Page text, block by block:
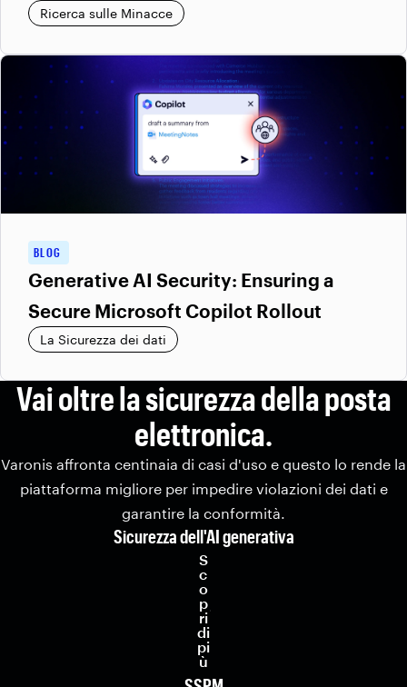
Ricerca sulle Minacce
BLOG
Generative AI Security: Ensuring a
Secure Microsoft Copilot Rollout
La Sicurezza dei dati
Vai oltre la sicurezza della posta
elettronica.
Varonis affronta centinaia di casi d'uso e questo lo rende la
piattaforma migliore per impedire violazioni dei dati e
garantire la conformità.
Sicurezza dell'AI generativa
S
c
o
p
ri
di
pi
ù